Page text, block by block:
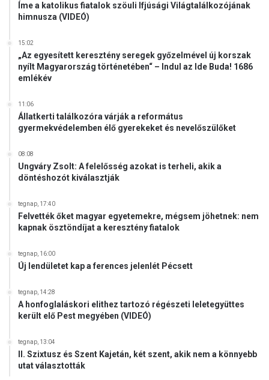
Íme a katolikus fiatalok szöuli Ifjúsági Világtalálkozójának
himnusza (VIDEÓ)
15:02
„Az egyesített keresztény seregek győzelmével új korszak
nyílt Magyarország történetében“ – Indul az Ide Buda! 1686
emlékév
11:06
Állatkerti találkozóra várják a református
gyermekvédelemben élő gyerekeket és nevelőszülőket
08:08
Ungváry Zsolt: A felelősség azokat is terheli, akik a
döntéshozót kiválasztják
tegnap, 17:40
Felvették őket magyar egyetemekre, mégsem jöhetnek: nem
kapnak ösztöndíjat a keresztény fiatalok
tegnap, 16:00
Új lendületet kap a ferences jelenlét Pécsett
tegnap, 14:28
A honfoglaláskori elithez tartozó régészeti leletegyüttes
került elő Pest megyében (VIDEÓ)
tegnap, 13:04
II. Szixtusz és Szent Kajetán, két szent, akik nem a könnyebb
utat választották